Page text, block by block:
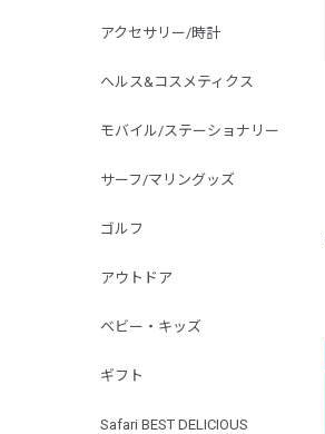
アクセサリー/時計
ヘルス&コスメティクス
モバイル/ステーショナリー
サーフ/マリングッズ
ゴルフ
アウトドア
ベビー・キッズ
ギフト
Safari BEST DELICIOUS